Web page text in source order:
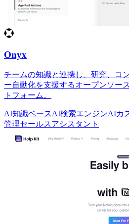
Onyx
チームの知識と連携し、研究、コ
ー自動化を支援するオープンソー
トフォーム。
AI知識ベースAI検索エンジンAIカ
管理セールスアシスタント